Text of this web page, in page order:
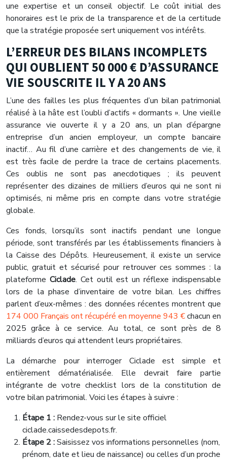
une expertise et un conseil objectif. Le coût initial des
honoraires est le prix de la transparence et de la certitude
que la stratégie proposée sert uniquement vos intérêts.
L’ERREUR DES BILANS INCOMPLETS
QUI OUBLIENT 50 000 € D’ASSURANCE
VIE SOUSCRITE IL Y A 20 ANS
L’une des failles les plus fréquentes d’un bilan patrimonial
réalisé à la hâte est l’oubli d’actifs « dormants ». Une vieille
assurance vie ouverte il y a 20 ans, un plan d’épargne
entreprise d’un ancien employeur, un compte bancaire
inactif… Au fil d’une carrière et des changements de vie, il
est très facile de perdre la trace de certains placements.
Ces oublis ne sont pas anecdotiques ; ils peuvent
représenter des dizaines de milliers d’euros qui ne sont ni
optimisés, ni même pris en compte dans votre stratégie
globale.
Ces fonds, lorsqu’ils sont inactifs pendant une longue
période, sont transférés par les établissements financiers à
la Caisse des Dépôts. Heureusement, il existe un service
public, gratuit et sécurisé pour retrouver ces sommes : la
plateforme Ciclade. Cet outil est un réflexe indispensable
lors de la phase d’inventaire de votre bilan. Les chiffres
parlent d’eux-mêmes : des données récentes montrent que
174 000 Français ont récupéré en moyenne 943 €chacun en
2025 grâce à ce service. Au total, ce sont près de 8
milliards d’euros qui attendent leurs propriétaires.
La démarche pour interroger Ciclade est simple et
entièrement dématérialisée. Elle devrait faire partie
intégrante de votre checklist lors de la constitution de
votre bilan patrimonial. Voici les étapes à suivre :
Étape 1 : Rendez-vous sur le site officiel
ciclade.caissedesdepots.fr.
Étape 2 :Saisissez vos informations personnelles (nom,
prénom, date et lieu de naissance) ou celles d’un proche